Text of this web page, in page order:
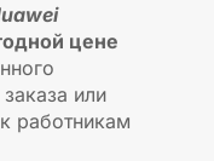
цене
или
к работникам